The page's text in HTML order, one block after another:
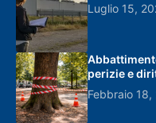
Luglio 15,
perizie e
Febbraio 18,